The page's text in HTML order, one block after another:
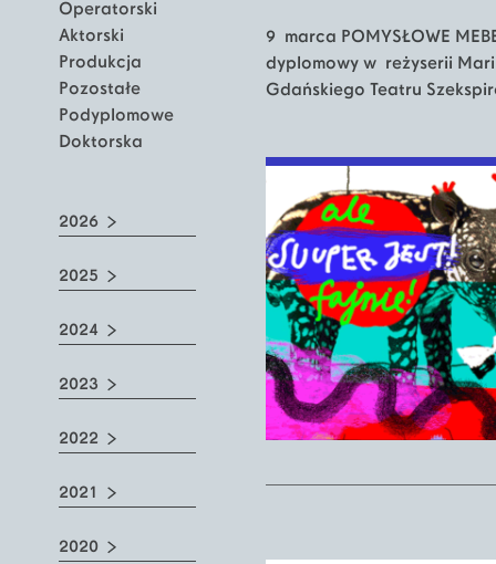
Operatorski
Aktorski
Produkcja
Pozostałe
Podyplomowe
Doktorska
2026
2025
2024
2023
2022
2021
2020
9 marca POMYSŁOWE
dyplomowy w reżyserii
Gdańskiego Teatru